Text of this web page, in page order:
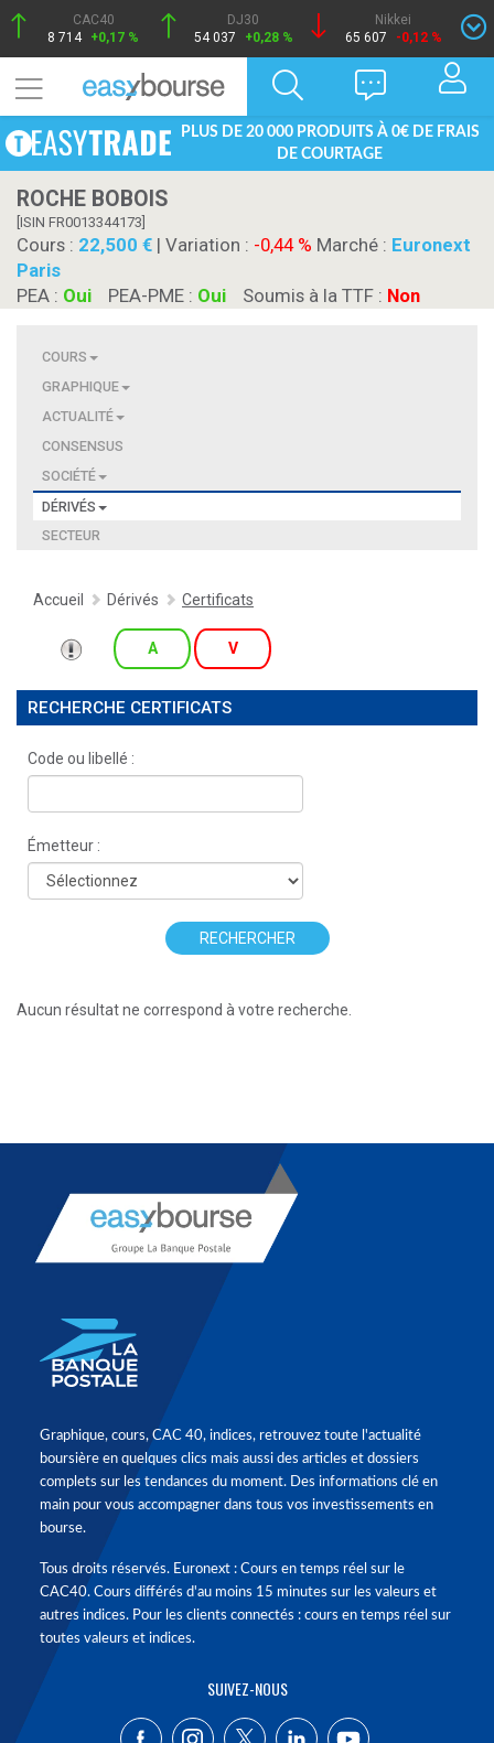
CAC40
8 714 +0,17 %
DJ30
54 037
+0,28 %
Nikkei
65 607
-0,12 %
PLUS DE 20 000 PRODUITS À 0€ DE FRAIS
DE COURTAGE
ROCHE BOBOIS
[ISIN FR0013344173]
Cours : 22,500 | Variation : -0,44 % Marché : Euronext
Paris
PEA : Oui PEA-PME : Oui Soumis à la TTF : Non
COURS
GRAPHIQUE
ACTUALITÉ
CONSENSUS
SOCIÉTÉ
DÉRIVÉS
SECTEUR
Accueil Dérivés Certificats
A V
RECHERCHE CERTIFICATS
Code ou libellé :
Émetteur :
RECHERCHER
Aucun résultat ne correspond à votre recherche.
Graphique, cours, CAC 40, indices, retrouvez toute l'actualité
boursière en quelques clics mais aussi des articles et dossiers
complets sur les tendances du moment. Des informations clé en
main pour vous accompagner dans tous vos investissements en
bourse.
Tous droits réservés. Euronext : Cours en temps réel sur le
CAC40. Cours différés d'au moins 15 minutes sur les valeurs et
autres indices. Pour les clients connectés : cours en temps réel sur
toutes valeurs et indices.
SUIVEZ-NOUS